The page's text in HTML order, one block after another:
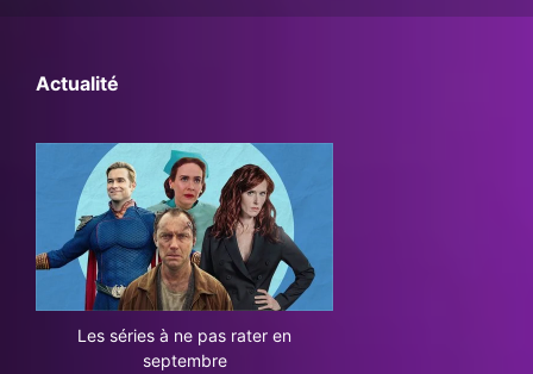
Actualité
Les séries à ne pas rater en
septembre